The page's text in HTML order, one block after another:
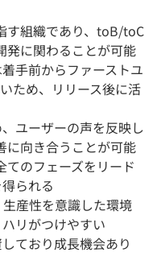
す組織であり、toB/toC
発に関わることが可能
手前からファーストユ
ため、リリース後に活
ユーザーの声を反映し
に向き合うことが可能
てのフェーズをリード
られる
産性を意識した環境
リがつけやすい
ており成長機会あり